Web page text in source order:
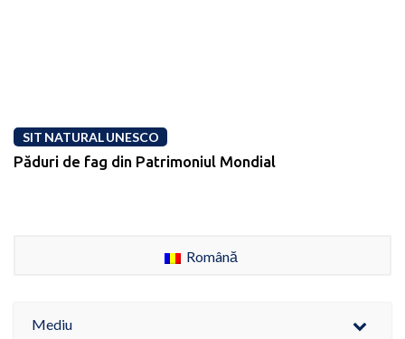
SIT NATURAL UNESCO
Păduri de fag din Patrimoniul Mondial
Română
Mediu